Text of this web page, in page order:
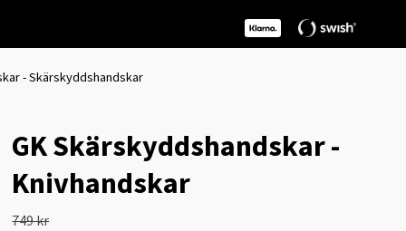
- Skärskyddshandskar
GK Skärskyddshandskar -
Knivhandskar
749 kr